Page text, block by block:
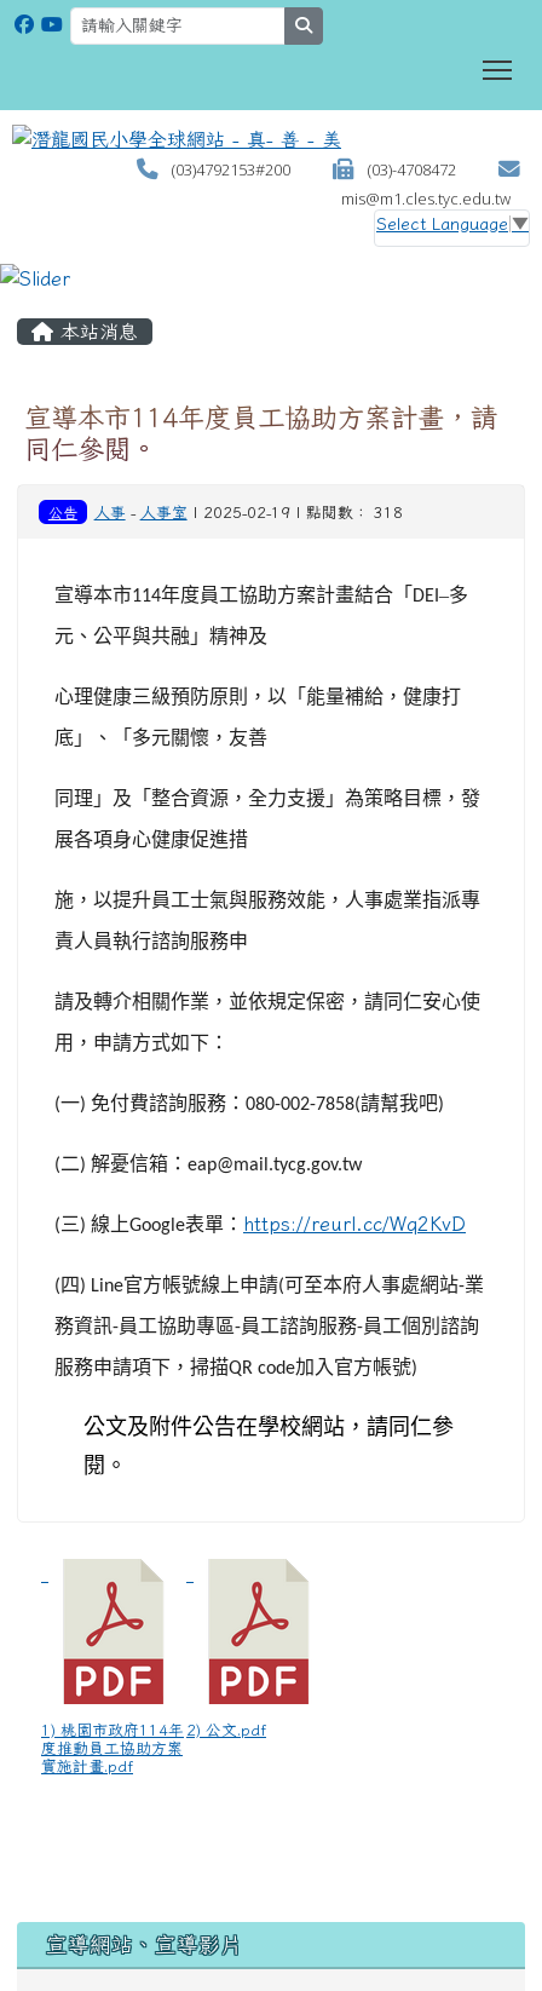
(03)4792153#200
(03)-4708472
mis@m1.cles.tyc.edu.tw
Select Language ▼
本站消息
宣導本市114年度員工協助方案計畫，請
同仁參閱。
公告 人事 - 人事室 | 2025-02-19 | 點閱數： 318
宣導本市114年度員工協助方案計畫結合「 DEI–多
元、公平與共融」精神及
心理健康三級預防原則，以「能量補給，健康打
底」、「多元關懷，友善
同理」及「整合資源，全力支援」為策略目標，發
展各項身心健康促進措
施，以提升員工士氣與服務效能，人事處業指派專
責人員執行諮詢服務申
請及轉介相關作業，並依規定保密，請同仁安心使
用，申請方式如下：
(一) 免付費諮詢服務： 080-002-7858(請幫我吧)
(二) 解憂信箱： eap@mail.tycg.gov.tw
(三) 線上Google表單： https://reurl.cc/Wq2KvD
(四) Line官方帳號線上申請(可至本府人事處網站-業
務資訊-員工協助專區-員工諮詢服務-員工個別諮詢
服務申請項下，掃描QR code加入官方帳號)
公文及附件公告在學校網站，請同仁參
閱。
1) 桃園市政府114年
度推動員工協助方案
實施計畫.pdf
2) 公文.pdf
宣導網站、宣導影片